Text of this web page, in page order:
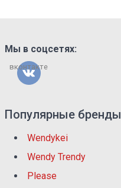
Мы в соцсетях:
вконтакте
Популярные бренды
Wendykei
Wendy Trendy
Please